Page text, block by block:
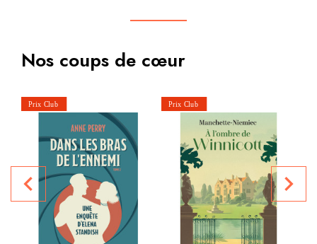
Nos coups de cœur
navigate_before navigate_next